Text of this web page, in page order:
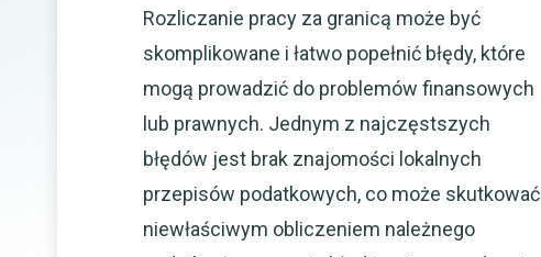
Rozliczanie pracy za granicą może być
skomplikowane i łatwo popełnić błędy, które
mogą prowadzić do problemów finansowych
lub prawnych. Jednym z najczęstszych
błędów jest brak znajomości lokalnych
przepisów podatkowych, co może skutkować
niewłaściwym obliczeniem należnego